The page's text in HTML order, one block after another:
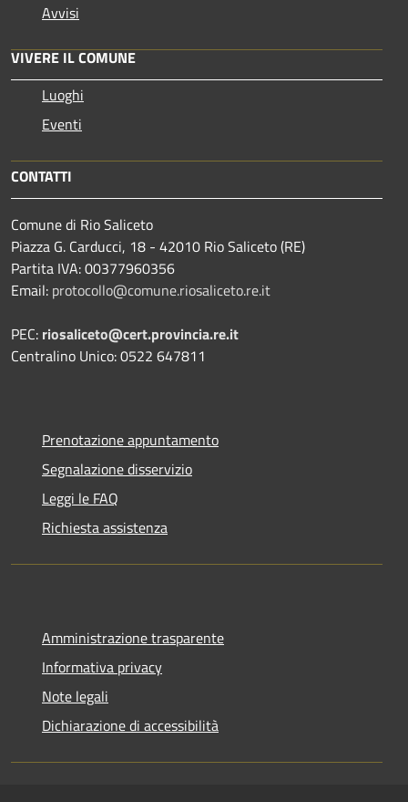
Avvisi
VIVERE IL COMUNE
Luoghi
Eventi
CONTATTI
Comune di Rio Saliceto
Piazza G. Carducci, 18 - 42010 Rio Saliceto (RE)
Partita IVA: 00377960356
Email: protocollo@comune.riosaliceto.re.it
PEC: riosaliceto@cert.provincia.re.it
Centralino Unico: 0522 647811
Prenotazione appuntamento
Segnalazione disservizio
Leggi le FAQ
Richiesta assistenza
Amministrazione trasparente
Informativa privacy
Note legali
Dichiarazione di accessibilità